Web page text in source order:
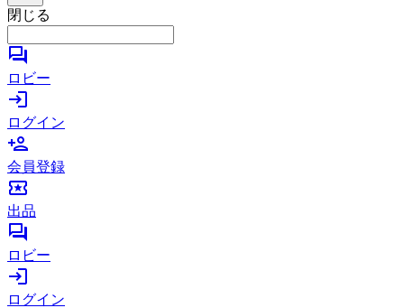
閉じる
forum
ロビー
login
ログイン
person_add
会員登録
local_activity
出品
forum
ロビー
login
ログイン